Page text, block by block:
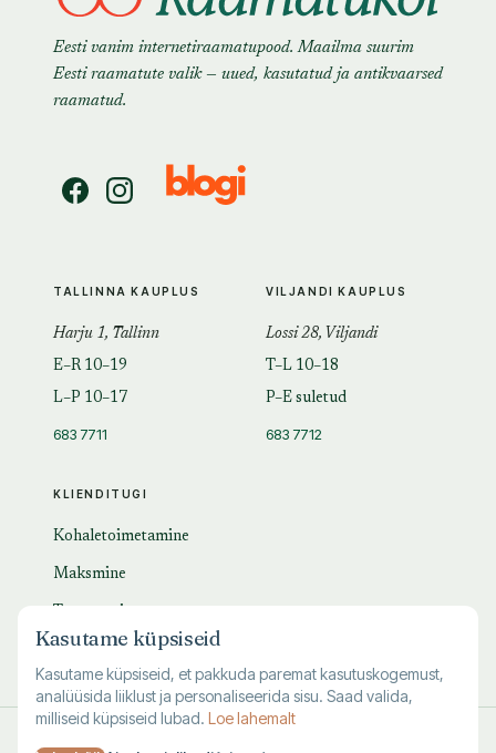
Eesti vanim internetiraamatupood. Maailma suurim
Eesti raamatute valik — uued, kasutatud ja antikvaarsed
raamatud.
KLIENDITUGI
Kohaletoimetamine
Maksmine
KKK
TALLINNA KAUPLUS
Harju 1, Tallinn
E–R 10–19
L–P 10–17
683 7711
VILJANDI KAUPLUS
Lossi 28, Viljandi
T–L 10–18
P–E suletud
683 7712
Kasutame küpsiseid
Kasutame küpsiseid, et pakkuda paremat kasutuskogemust,
analüüsida liiklust ja personaliseerida sisu. Saad valida,
milliseid küpsiseid lubad. Loe lahemalt